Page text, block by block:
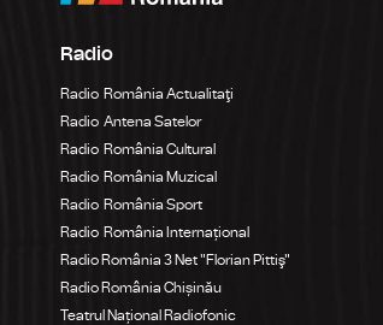
Radio
Radio România Actualitaţi
Radio Antena Satelor
Radio România Cultural
Radio România Muzical
Radio România Sport
Radio România Internațional
Radio România 3 Net "Florian Pittiş"
Radio România Chișinău
Teatrul Național Radiofonic